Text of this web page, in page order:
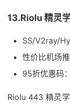
13.Riolu 精灵
SS/V2ray/
性价比机场
95折优惠码：
Riolu 443 精灵